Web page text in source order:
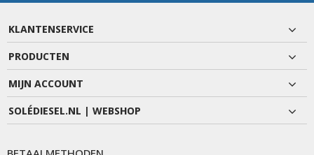
KLANTENSERVICE
PRODUCTEN
MIJN ACCOUNT
SOLÉDIESEL.NL | WEBSHOP